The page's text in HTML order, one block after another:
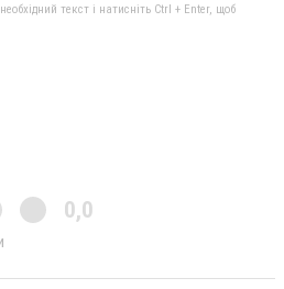
текст і натисніть Ctrl + Enter, щоб
0,0